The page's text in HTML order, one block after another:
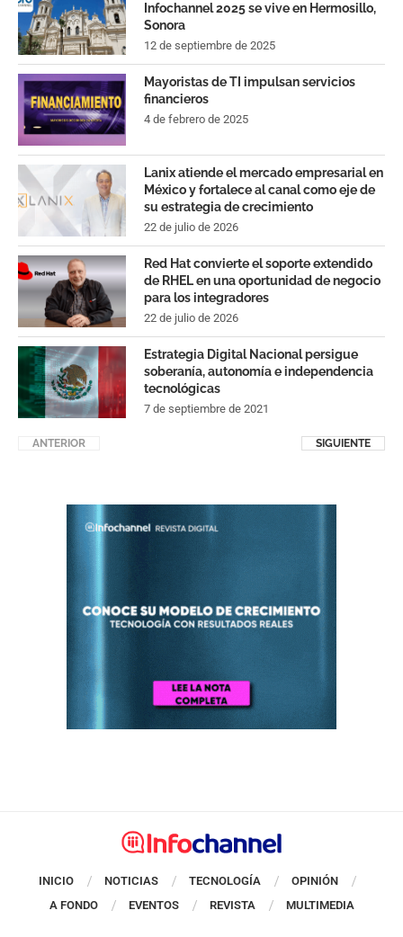
Infochannel 2025 se vive en Hermosillo,
Sonora
12 de septiembre de 2025
Mayoristas de TI impulsan servicios
financieros
4 de febrero de 2025
Lanix atiende el mercado empresarial en
México y fortalece al canal como eje de
su estrategia de crecimiento
22 de julio de 2026
Red Hat convierte el soporte extendido
de RHEL en una oportunidad de negocio
para los integradores
22 de julio de 2026
Estrategia Digital Nacional persigue
soberanía, autonomía e independencia
tecnológicas
7 de septiembre de 2021
ANTERIOR SIGUIENTE
INICIO NOTICIAS TECNOLOGÍA
OPINIÓN
A FONDO
EVENTOS REVISTA MULTIMEDIA